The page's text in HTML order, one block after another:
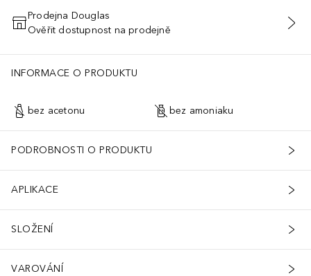
PŘIDAT DO KOŠÍKU
Prodejna Douglas
Ověřit dostupnost na prodejně
INFORMACE O PRODUKTU
bez acetonu bez amoniaku
PODROBNOSTI O PRODUKTU
APLIKACE
SLOŽENÍ
VAROVÁNÍ